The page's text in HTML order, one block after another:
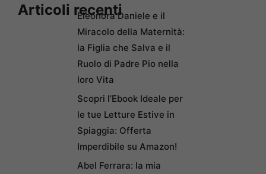
Articoli recentiEleonora Daniele e il
Miracolo della Maternità:
la Figlia che Salva e il
Ruolo di Padre Pio nella
loro Vita
Scopri l’Ebook Ideale per
le tue Letture Estive in
Spiaggia: Offerta
Imperdibile su Amazon!
Abel Ferrara: la mia